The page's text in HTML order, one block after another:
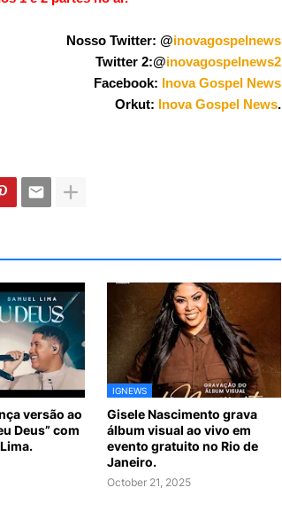
Nosso Twitter: @inovagospelnews
Twitter 2:@inovagospelnews2
Facebook: Inova Gospel News
Orkut: Inova Gospel News.
versão ao
Deus” com
IGNEWS
Gisele Nascimento grava
álbum visual ao vivo em
evento gratuito no Rio de
Janeiro.
October 21, 2025